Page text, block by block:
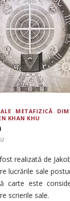
METAFIZICĂ
KHAN KHU
realizată de
lucrările sale
carte este
scrierile sale.